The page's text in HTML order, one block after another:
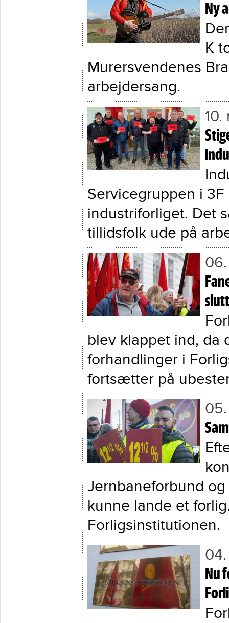
Ny
K
Murersvendenes
arbejdersang.
Servicegruppen i
industriforliget. Det
tillidsfolk ude på
blev klappet ind, da
forhandlinger i
fortsætter på
Jernbaneforbund
kunne lande et
Forligsinstitutionen.
Nu